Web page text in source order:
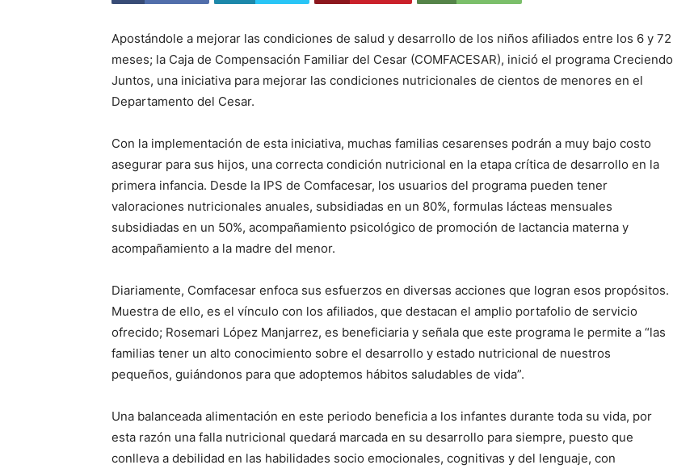
Apostándole a mejorar las condiciones de salud y desarrollo de los niños afiliados entre los 6 y 72
meses; la Caja de Compensación Familiar del Cesar (COMFACESAR), inició el programa Creciendo
Juntos, una iniciativa para mejorar las condiciones nutricionales de cientos de menores en el
Departamento del Cesar.
Con la implementación de esta iniciativa, muchas familias cesarenses podrán a muy bajo costo
asegurar para sus hijos, una correcta condición nutricional en la etapa crítica de desarrollo en la
primera infancia. Desde la IPS de Comfacesar, los usuarios del programa pueden tener
valoraciones nutricionales anuales, subsidiadas en un 80%, formulas lácteas mensuales
subsidiadas en un 50%, acompañamiento psicológico de promoción de lactancia materna y
acompañamiento a la madre del menor.
Diariamente, Comfacesar enfoca sus esfuerzos en diversas acciones que logran esos propósitos.
Muestra de ello, es el vínculo con los afiliados, que destacan el amplio portafolio de servicio
ofrecido; Rosemari López Manjarrez, es beneficiaria y señala que este programa le permite a “las
familias tener un alto conocimiento sobre el desarrollo y estado nutricional de nuestros
pequeños, guiándonos para que adoptemos hábitos saludables de vida”.
Una balanceada alimentación en este periodo beneficia a los infantes durante toda su vida, por
esta razón una falla nutricional quedará marcada en su desarrollo para siempre, puesto que
conlleva a debilidad en las habilidades socio emocionales, cognitivas y del lenguaje, con